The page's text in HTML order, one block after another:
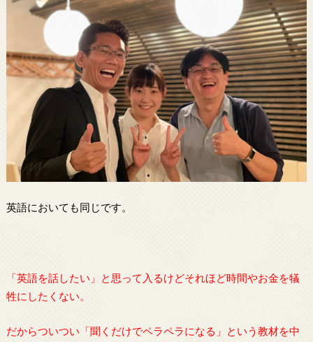
英語においても同じです。
「英語を話したい」と思って入るけどそれほど時間やお金を犠
牲にしたくない。
だからついつい「聞くだけでペラペラになる」という教材を中